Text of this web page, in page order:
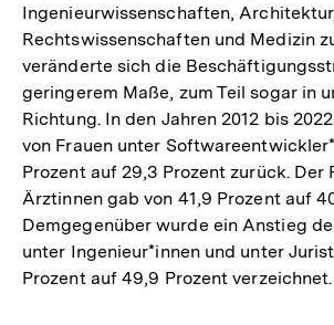
Ingenieurwissenschaften,
Rechtswissenschaften und Medizin
veränderte sich die
geringerem Maße, zum Teil sogar in
Richtung. In den Jahren 2012 bis
von Frauen unter
Prozent auf 29,3 Prozent zurück. Der
Ärztinnen gab von 41,9 Prozent auf
Demgegenüber wurde ein Anstieg
unter Ingenieur*innen und unter
Prozent auf 49,9 Prozent verzeichnet.